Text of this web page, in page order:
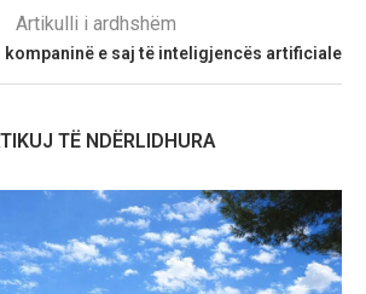
Artikulli i ardhshëm
kompaninë e saj të inteligjencës artificiale
TË NDËRLIDHURA